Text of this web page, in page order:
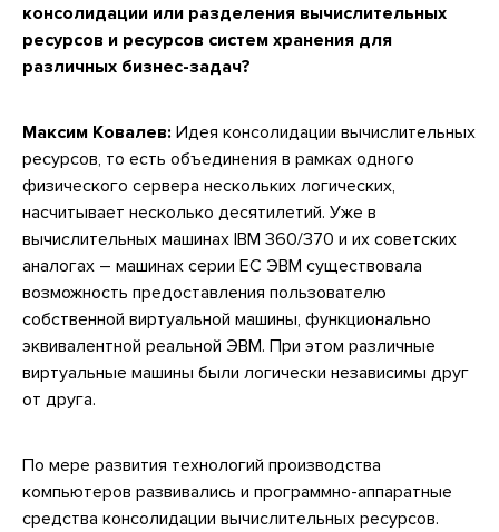
консолидации или разделения вычислительных
ресурсов и ресурсов систем хранения для
различных бизнес-задач?
Максим Ковалев: Идея консолидации вычислительных
ресурсов, то есть объединения в рамках одного
физического сервера нескольких логических,
насчитывает несколько десятилетий. Уже в
вычислительных машинах IBM 360/370 и их советских
аналогах – машинах серии ЕС ЭВМ существовала
возможность предоставления пользователю
собственной виртуальной машины, функционально
эквивалентной реальной ЭВМ. При этом различные
виртуальные машины были логически независимы друг
от друга.
По мере развития технологий производства
компьютеров развивались и программно-аппаратные
средства консолидации вычислительных ресурсов.